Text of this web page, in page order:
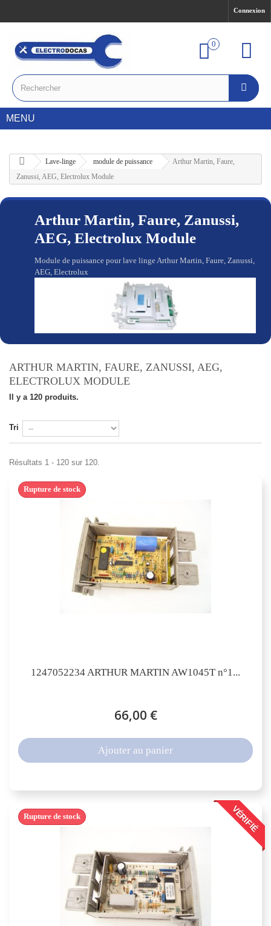
Connexion
0
MENU
Lave-linge module de puissance
Arthur Martin, Faure,
Zanussi, AEG, Electrolux Module
Arthur Martin, Faure, Zanussi,
AEG, Electrolux Module
Module de puissance pour lave linge Arthur Martin, Faure, Zanussi,
AEG, Electrolux
ARTHUR MARTIN, FAURE, ZANUSSI, AEG,
ELECTROLUX MODULE
Il y a 120 produits.
Tri
Résultats 1 - 120 sur 120.
1247052234 ARTHUR MARTIN AW1045T n°1...
66,00 €
Rupture de stock
Ajouter au panier
VÉRIFIÉ
Rupture de stock